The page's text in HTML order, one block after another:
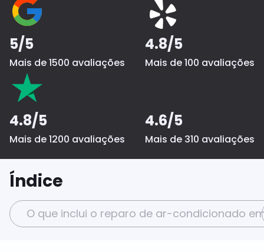
5/5
Mais de 1500 avaliações
4.8/5
Mais de 100 avaliações
4.8/5
Mais de 1200 avaliações
4.6/5
Mais de 310 avaliações
Índice
O que inclui o reparo de ar-condicionado